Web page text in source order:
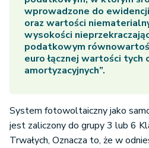
wprowadzone do
oraz wartości
wysokości
podatkowym
euro łącznej wartości tych
amortyzacyjnych”.
System fotowoltaiczny jako
jest zaliczony do grupy 3 lub 6
Trwałych, Oznacza to, że w